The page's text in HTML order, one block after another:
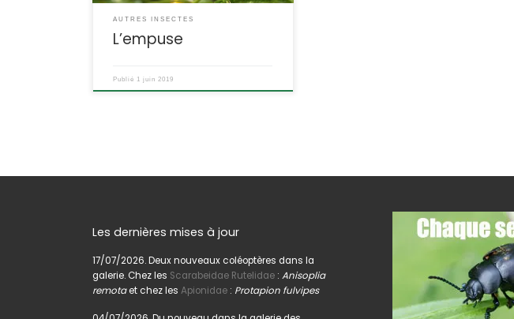
corps. Autre détail qui les distingue, la
femelle ne dévore […]
AUTRES INSECTES
L’empuse
Publié 1 juin 2019
Les dernières mises à jour
17/07/2026. Deux nouveaux coléoptères dans la
galerie. Chez les Scarabeidae Rutelidae : Anisoplia
remotaet chez les Apionidae : Protapion fulvipes